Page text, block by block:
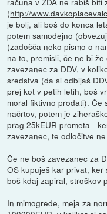
(http://
je bolj, ali boš do konca
potem samodejno
(zadošča neko pismo o
na to, premisli, če ne bi
zavezanec za DDV, v
sredstva (da si odbijaš
prej kot v petih letih, boš
moral fiktivno prodati). Če
načrtov, potem je
prag 25kEUR prometa -
zavezanec, te odločitve
Če ne boš zavezanec za
OS kupuješ kar privat,
boš kdaj zapiral, stroškov
In mimogrede, meja za